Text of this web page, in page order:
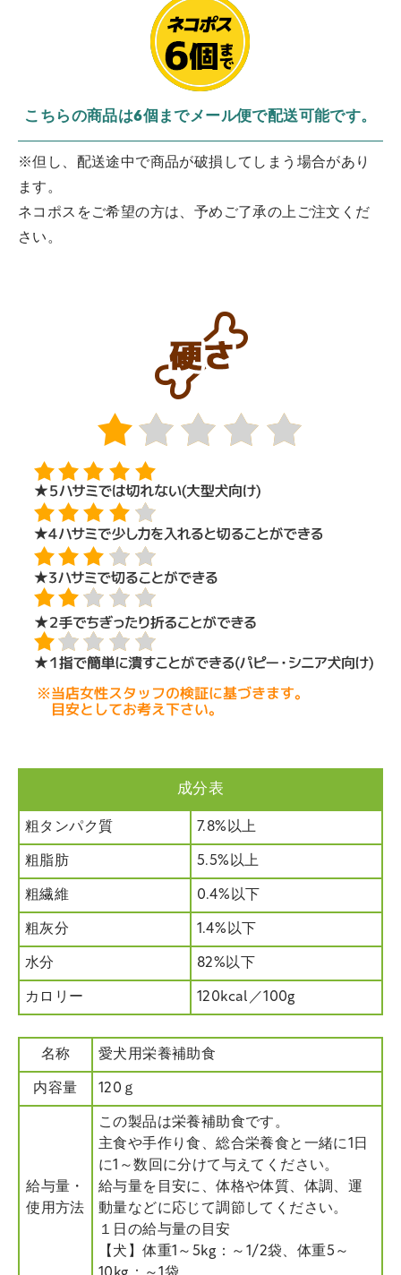
こちらの商品は6個までメール便で配送可能です。
※但し、配送途中で商品が破損してしまう場合があり
ます。
ネコポスをご希望の方は、予めご了承の上ご注文くだ
さい。
成分表
粗タンパク質 7.8%以上
粗脂肪 5.5%以上
粗繊維 0.4%以下
粗灰分 1.4%以下
水分 82%以下
カロリー 120kcal／100g
名称 愛犬用栄養補助食
内容量 120ｇ
給与量・
使用方法
この製品は栄養補助食です。
主食や手作り食、総合栄養食と一緒に1日
に1～数回に分けて与えてください。
給与量を目安に、体格や体質、体調、運
動量などに応じて調節してください。
１日の給与量の目安
【犬】体重1～5kg：～1/2袋、体重5～